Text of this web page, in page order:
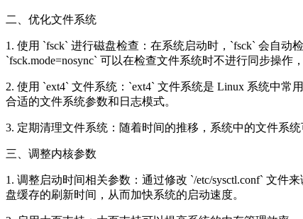
二、优化文件系统
1. 使用 `fsck` 进行磁盘检查：在系统启动时，`fsck` 会自动
`fsck.mode=nosync` 可以在检查文件系统时不进行同步操作
2. 使用 `ext4` 文件系统：`ext4` 文件系统是 Linux 系统中
合适的文件系统参数和日志模式。
3. 定期清理文件系统：随着时间的推移，系统中的文件系
三、调整内核参数
1. 调整启动时间相关参数：通过修改 `/etc/sysctl.conf` 文件
盘缓存的刷新时间，从而加快系统的启动速度。